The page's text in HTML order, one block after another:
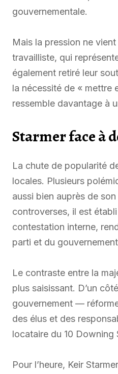
gouvernementale.
Mais la pression ne
travailliste, qui
également retiré leur
la nécessité de « mettre
ressemble davantage à
Starmer face à
La chute de popularité
locales. Plusieurs
aussi bien auprès de
controverses, il est
contestation interne,
parti et du
Le contraste entre la
plus saisissant. D’un
gouvernement —
des élus et des
locataire du 10 Downing
Pour l’heure, Keir